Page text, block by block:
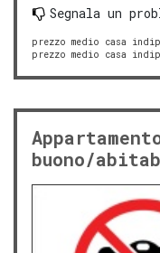
Segnala un
prezzo medio casa
prezzo medio casa
buono/